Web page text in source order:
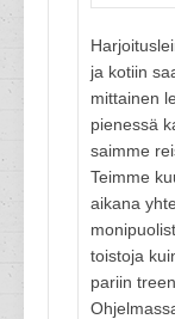
ja kotiin
mittainen
pienessä
saimme
Teimme
aikana
toistoja
pariin